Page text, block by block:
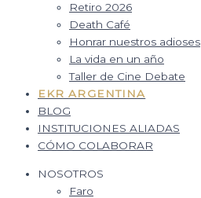
Retiro 2026
Death Café
Honrar nuestros adioses
La vida en un año
Taller de Cine Debate
EKR ARGENTINA
BLOG
INSTITUCIONES ALIADAS
CÓMO COLABORAR
NOSOTROS
Faro